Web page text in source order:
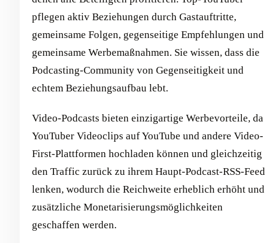
pflegen aktiv Beziehungen durch Gastauftritte,
gemeinsame Folgen, gegenseitige Empfehlungen und
gemeinsame Werbemaßnahmen. Sie wissen, dass die
Podcasting-Community von Gegenseitigkeit und
echtem Beziehungsaufbau lebt.
Video-Podcasts bieten einzigartige Werbevorteile, da
YouTuber Videoclips auf YouTube und andere Video-
First-Plattformen hochladen können und gleichzeitig
den Traffic zurück zu ihrem Haupt-Podcast-RSS-Feed
lenken, wodurch die Reichweite erheblich erhöht und
zusätzliche Monetarisierungsmöglichkeiten
geschaffen werden.